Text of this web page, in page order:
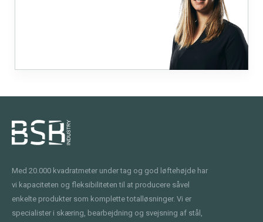
Med 20.000 kvadratmeter under tag og god løftehøjde har
vi kapaciteten og fleksibiliteten til at producere såvel
enkelte produkter som komplette totalløsninger. Vi er
specialister i skæring, bearbejdning og svejsning af stål,